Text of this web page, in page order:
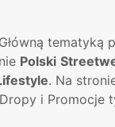
tematyką
Polski
. Na
i Promocje